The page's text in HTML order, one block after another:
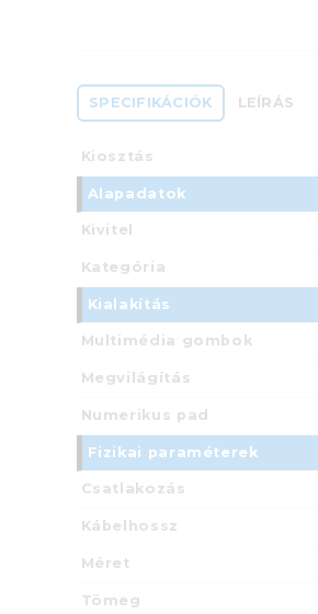
SPECIFIKÁCIÓK LEÍRÁS
Kiosztás
Alapadatok
Kivitel
Kategória
Kialakítás
Multimédia gombok
Megvilágítás
Numerikus pad
Fizikai paraméterek
Csatlakozás
Kábelhossz
Méret
Tömeg